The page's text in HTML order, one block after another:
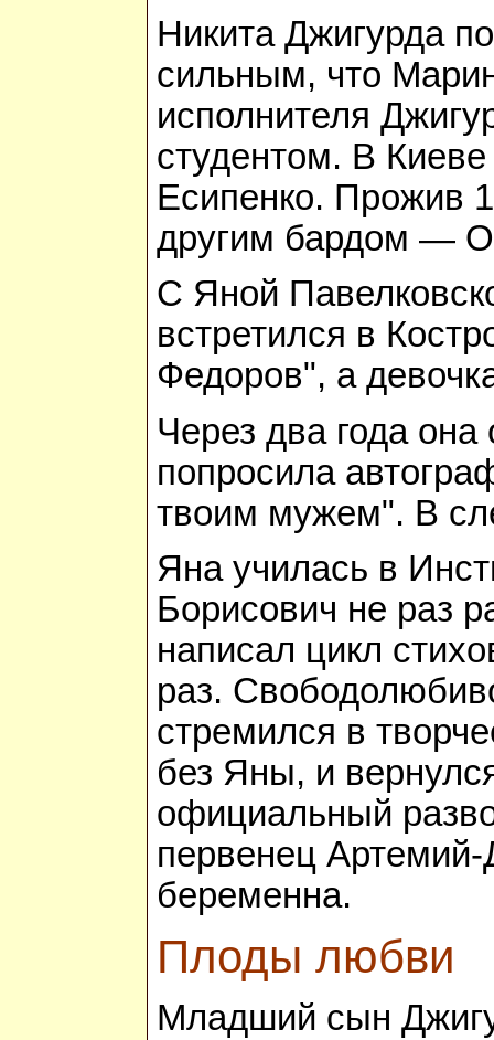
Никита Джигурда
сильным, что
исполнителя
студентом. В
Есипенко. Прожив
другим бардом —
С Яной
встретился в
Федоров", а
Через два года
попросила
твоим мужем". В
Яна училась в
Борисович не раз
написал цикл
раз.
стремился в
без Яны, и
официальный
первенец
беременна.
Плоды любви
Младший сын